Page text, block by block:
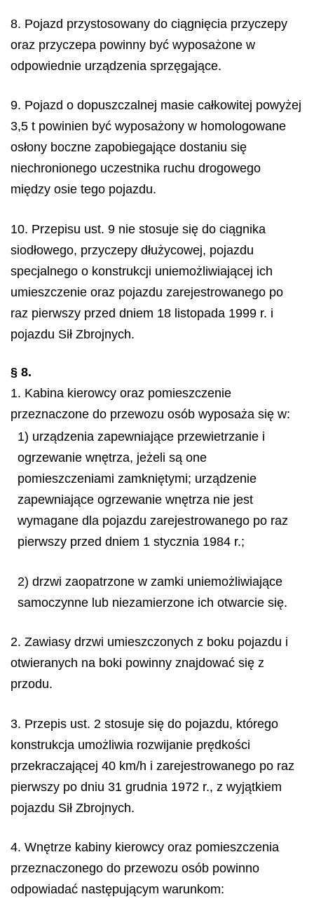
8. Pojazd przystosowany do ciągnięcia przyczepy
oraz przyczepa powinny być wyposażone w
odpowiednie urządzenia sprzęgające.
9. Pojazd o dopuszczalnej masie całkowitej powyżej
3,5 t powinien być wyposażony w homologowane
osłony boczne zapobiegające dostaniu się
niechronionego uczestnika ruchu drogowego
między osie tego pojazdu.
10. Przepisu ust. 9 nie stosuje się do ciągnika
siodłowego, przyczepy dłużycowej, pojazdu
specjalnego o konstrukcji uniemożliwiającej ich
umieszczenie oraz pojazdu zarejestrowanego po
raz pierwszy przed dniem 18 listopada 1999 r. i
pojazdu Sił Zbrojnych.
§ 8.
1. Kabina kierowcy oraz pomieszczenie
przeznaczone do przewozu osób wyposaża się w:
1) urządzenia zapewniające przewietrzanie i
ogrzewanie wnętrza, jeżeli są one
pomieszczeniami zamkniętymi; urządzenie
zapewniające ogrzewanie wnętrza nie jest
wymagane dla pojazdu zarejestrowanego po raz
pierwszy przed dniem 1 stycznia 1984 r.;
2) drzwi zaopatrzone w zamki uniemożliwiające
samoczynne lub niezamierzone ich otwarcie się.
2. Zawiasy drzwi umieszczonych z boku pojazdu i
otwieranych na boki powinny znajdować się z
przodu.
3. Przepis ust. 2 stosuje się do pojazdu, którego
konstrukcja umożliwia rozwijanie prędkości
przekraczającej 40 km/h i zarejestrowanego po raz
pierwszy po dniu 31 grudnia 1972 r., z wyjątkiem
pojazdu Sił Zbrojnych.
4. Wnętrze kabiny kierowcy oraz pomieszczenia
przeznaczonego do przewozu osób powinno
odpowiadać następującym warunkom: